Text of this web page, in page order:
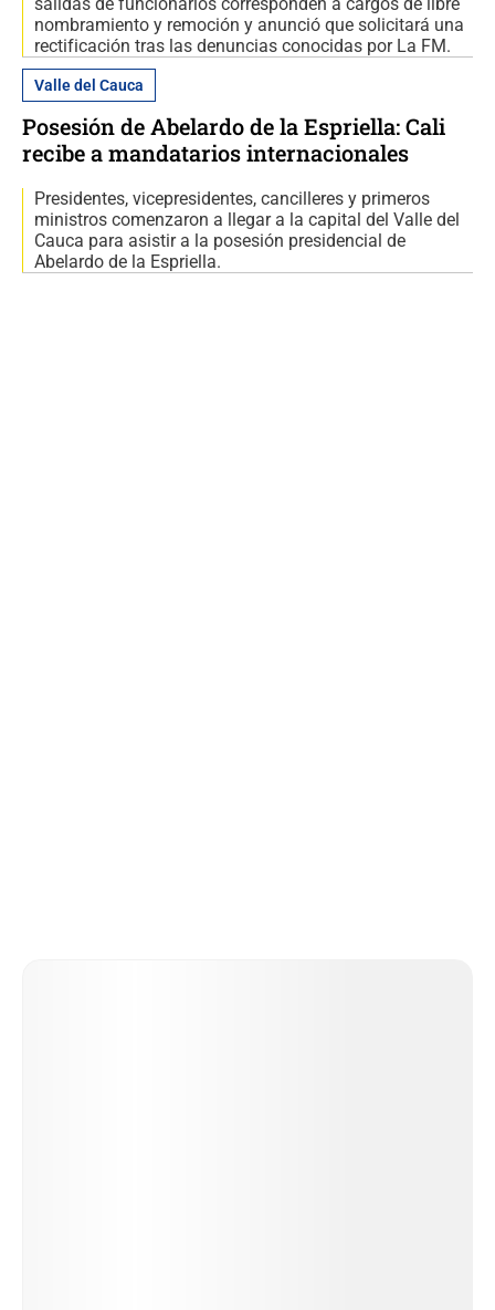
nombramiento y remoción y anunció que solicitará una
rectificación tras las denuncias conocidas por La FM.
Valle del Cauca
Posesión de Abelardo de la Espriella: Cali
recibe a mandatarios internacionales
Presidentes, vicepresidentes, cancilleres y primeros
ministros comenzaron a llegar a la capital del Valle del
Cauca para asistir a la posesión presidencial de
Abelardo de la Espriella.